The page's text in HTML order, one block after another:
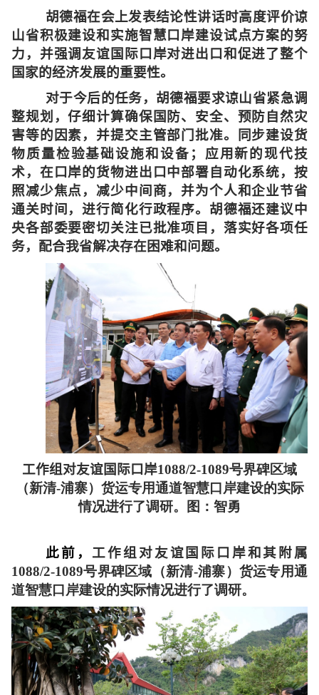
胡德福在会上发表结论性讲话时高度评价谅
山省积极建设和实施智慧口岸建设试点方案的努
力，并强调友谊国际口岸对进出口和促进了整个
国家的经济发展的重要性。
对于今后的任务，胡德福要求谅山省紧急调
整规划，仔细计算确保国防、安全、预防自然灾
害等的因素，并提交主管部门批准。同步建设货
物质量检验基础设施和设备；应用新的现代技
术，在口岸的货物进出口中部署自动化系统，按
照减少焦点，减少中间商，并为个人和企业节省
通关时间，进行简化行政程序。胡德福还建议中
央各部委要密切关注已批准项目，落实好各项任
务，配合我省解决存在困难和问题。
工作组对友谊国际口岸1088/2-1089号界碑区域
（新清-浦寨）货运专用通道智慧口岸建设的实际
情况进行了调研。图：智勇
此前， 工作组对友谊国际口岸和其附属
1088/2-1089号界碑区域（新清-浦寨）货运专用通
道智慧口岸建设的实际情况进行了调研。